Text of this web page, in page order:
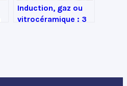
Induction, gaz ou
vitrocéramique : 3